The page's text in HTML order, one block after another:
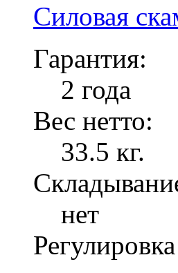
Силовая
Гарантия:
2 года
Вес нетто:
33.5 кг.
нет